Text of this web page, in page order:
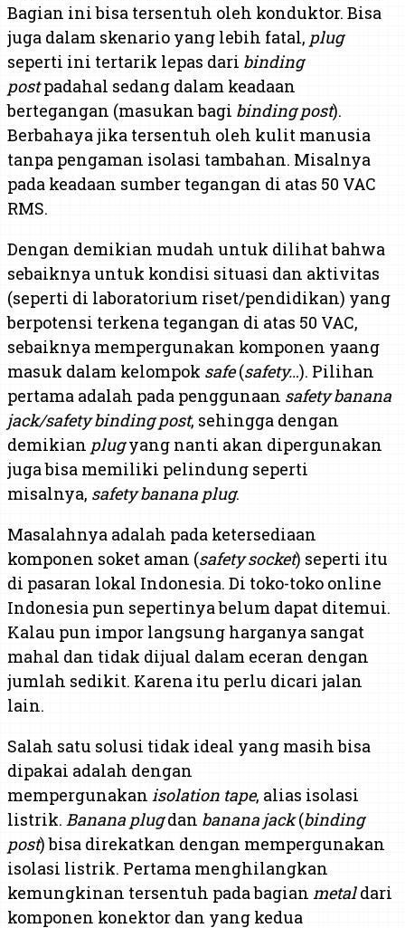
Bagian ini bisa tersentuh oleh konduktor. Bisa
juga dalam skenario yang lebih fatal, plug
seperti ini tertarik lepas dari binding
postpadahal sedang dalam keadaan
bertegangan (masukan bagi binding post).
Berbahaya jika tersentuh oleh kulit manusia
tanpa pengaman isolasi tambahan. Misalnya
pada keadaan sumber tegangan di atas 50 VAC
RMS.
Dengan demikian mudah untuk dilihat bahwa
sebaiknya untuk kondisi situasi dan aktivitas
(seperti di laboratorium riset/pendidikan) yang
berpotensi terkena tegangan di atas 50 VAC,
sebaiknya mempergunakan komponen yaang
masuk dalam kelompok safe(safety…). Pilihan
pertama adalah pada penggunaan safety banana
jack/safety binding post, sehingga dengan
demikian plugyang nanti akan dipergunakan
juga bisa memiliki pelindung seperti
misalnya, safety banana plug.
Masalahnya adalah pada ketersediaan
komponen soket aman (safety socket) seperti itu
di pasaran lokal Indonesia. Di toko-toko online
Indonesia pun sepertinya belum dapat ditemui.
Kalau pun impor langsung harganya sangat
mahal dan tidak dijual dalam eceran dengan
jumlah sedikit. Karena itu perlu dicari jalan
lain.
Salah satu solusi tidak ideal yang masih bisa
dipakai adalah dengan
mempergunakan isolation tape, alias isolasi
listrik. Banana plugdan banana jack(binding
post) bisa direkatkan dengan mempergunakan
isolasi listrik. Pertama menghilangkan
kemungkinan tersentuh pada bagian metaldari
komponen konektor dan yang kedua